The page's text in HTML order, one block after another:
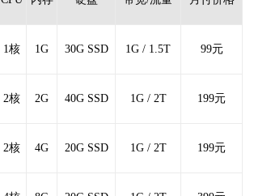
1核 1G 30G SSD 1G / 1.5T 99元
2核 2G 40G SSD 1G / 2T 199元
2核 4G 20G SSD 1G / 2T 199元